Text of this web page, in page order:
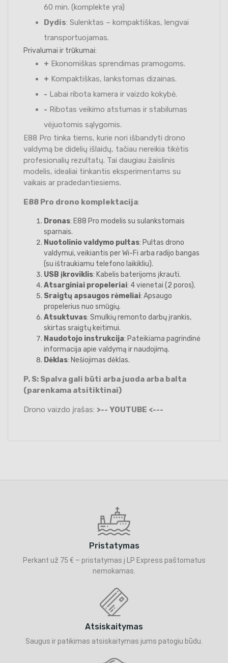
60 min. (komplekte yra)
Dydis: Sulenktas – kompaktiškas, lengvai
transportuojamas.
Privalumai ir trūkumai:
+ Ekonomiškas sprendimas pramogoms.
+ Kompaktiškas, lankstomas dizainas.
- Labai ribota kamera ir vaizdo kokybė.
- Ribotas veikimo atstumas ir stabilumas
vėjuotomis sąlygomis.
E88 Pro tinka tiems, kurie nori išbandyti drono
valdymą be didelių išlaidų, tačiau nereikia tikėtis
profesionalių rezultatų. Tai daugiau žaislinis
modelis, idealiai tinkantis eksperimentams su
vaikais ar pradedantiesiems.
E88 Pro drono komplektacija:
Dronas: E88 Pro modelis su sulankstomais
sparnais.
Nuotolinio valdymo pultas: Pultas drono
valdymui, veikiantis per Wi-Fi arba radijo bangas
(su ištraukiamu telefono laikikliu).
USB įkroviklis: Kabelis baterijoms įkrauti.
Atsarginiai propeleriai: 4 vienetai (2 poros).
Sraigtų apsaugos rėmeliai: Apsaugo
propelerius nuo smūgių.
Atsuktuvas: Smulkių remonto darbų įrankis,
skirtas sraigtų keitimui.
Naudotojo instrukcija: Pateikiama pagrindinė
informacija apie valdymą ir naudojimą.
Dėklas: Nešiojimas dėklas.
P. S: Spalva gali būti arba juoda arba balta
(parenkama atsitiktinai)
Drono vaizdo įrašas: >-- YOUTUBE <---
Pristatymas
Perkant už 75 € – pristatymas į LP Express paštomatus
nemokamas.
Atsiskaitymas
Saugus ir patikimas atsiskaitymas jums patogiu būdu.